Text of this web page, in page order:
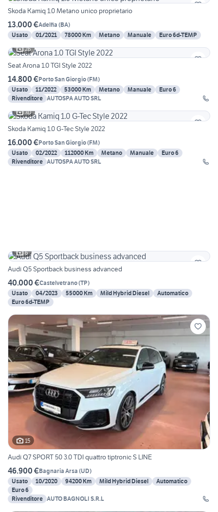
Skoda Kamiq 1.0 Metano unico proprietario
13.000 €Adelfia (BA)
Usato
01/2021 78000 Km Metano Manuale
Euro 6d-TEMP
26
Seat Arona 1.0 TGI Style 2022
14.800 €Porto San Giorgio(FM)
Usato
11/2022 53000 Km Metano Manuale
Euro 6
Rivenditore AUTOSPA AUTO SRL
30
Skoda Kamiq 1.0 G-Tec Style 2022
16.000 €Porto San Giorgio(FM)
Usato
02/2022 112000 Km Metano Manuale
Euro 6
Rivenditore AUTOSPA AUTO SRL
6
Audi Q5 Sportback business advanced
40.000 €Castelvetrano(TP)
Usato
04/2023 55000 Km Mild Hybrid Diesel
Automatico
Euro 6d-TEMP
15
Audi Q7 SPORT 50 3.0 TDI quattro tiptronic S LINE
46.900 €Bagnaria Arsa (UD)
Usato
10/2020 94200 Km Mild Hybrid Diesel
Automatico
Euro 6
Rivenditore AUTO BAGNOLI S.R.L